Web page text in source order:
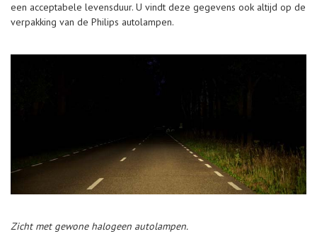
een acceptabele levensduur. U vindt deze gegevens ook altijd op de
verpakking van de Philips autolampen.
Zicht met gewone halogeen autolampen.